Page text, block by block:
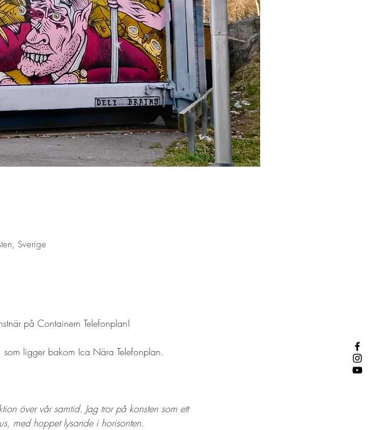
Sverige
på Containern Telefonplan!
som ligger bakom Ica Nära Telefonplan.
över vår samtid. Jag tror på konsten som ett
med hoppet lysande i horisonten.